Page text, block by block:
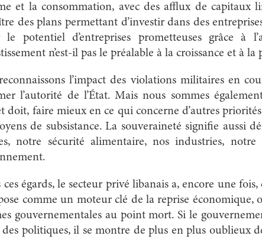
et la consommation, avec des afflux de capitaux
des plans permettant d’investir dans des
le potentiel d’entreprises prometteuses grâce à
n’est-il pas le préalable à la croissance et à
l’impact des violations militaires en
l’autorité de l’État. Mais nous sommes
doit, faire mieux en ce qui concerne d’autres
de subsistance. La souveraineté signifie aussi
notre sécurité alimentaire, nos industries,
égards, le secteur privé libanais a, encore une
comme un moteur clé de la reprise
gouvernementales au point mort. Si le
politiques, il se montre de plus en plus oublieux